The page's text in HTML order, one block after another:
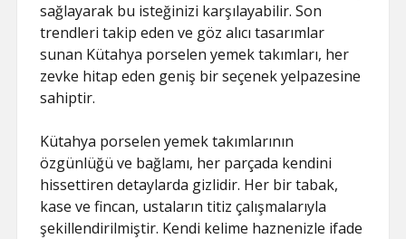
sağlayarak bu isteğinizi karşılayabilir. Son
trendleri takip eden ve göz alıcı tasarımlar
sunan Kütahya porselen yemek takımları, her
zevke hitap eden geniş bir seçenek yelpazesine
sahiptir.
Kütahya porselen yemek takımlarının
özgünlüğü ve bağlamı, her parçada kendini
hissettiren detaylarda gizlidir. Her bir tabak,
kase ve fincan, ustaların titiz çalışmalarıyla
şekillendirilmiştir. Kendi kelime haznenizle ifade